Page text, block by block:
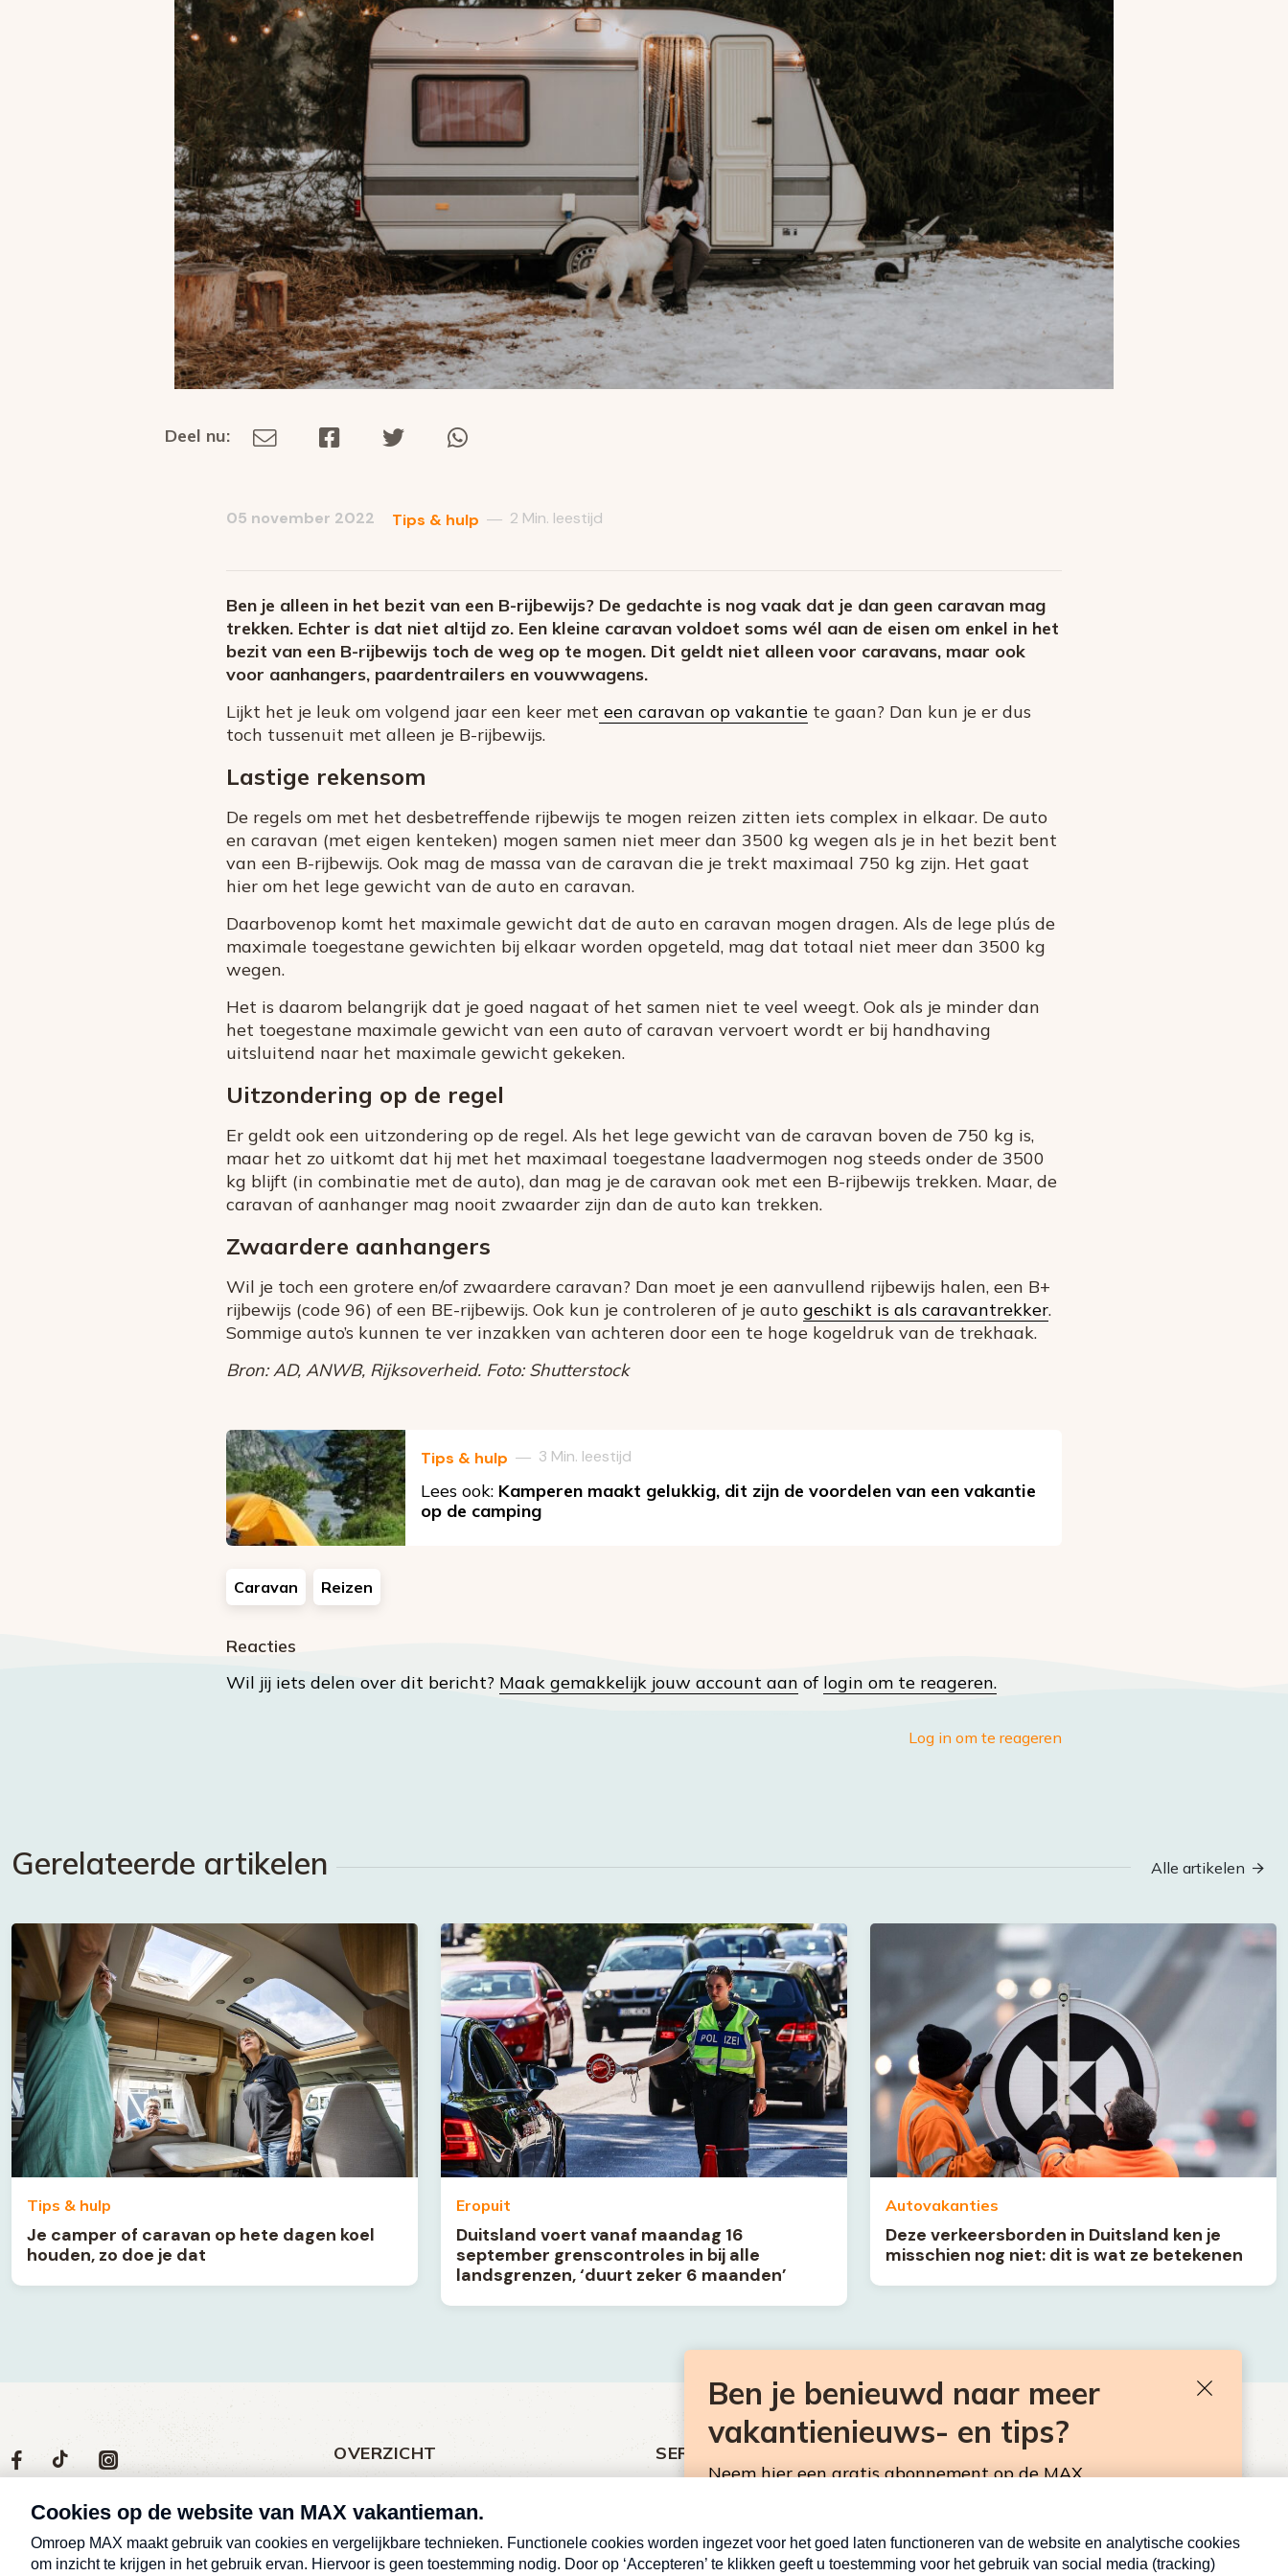
Deel
Deel nu:
mail
05 november 2022 Tips & hulp — 2 Min. leestijd
Ben je alleen in het bezit van een B-rijbewijs? De gedachte is nog vaak dat je dan geen caravan mag
trekken. Echter is dat niet altijd zo. Een kleine caravan voldoet soms wél aan de eisen om enkel in het
bezit van een B-rijbewijs toch de weg op te mogen. Dit geldt niet alleen voor caravans, maar ook
voor aanhangers, paardentrailers en vouwwagens.
Lijkt het je leuk om volgend jaar een keer met een caravan op vakantie te gaan? Dan kun je er dus
toch tussenuit met alleen je B-rijbewijs.
Lastige rekensom
De regels om met het desbetreffende rijbewijs te mogen reizen zitten iets complex in elkaar. De auto
en caravan (met eigen kenteken) mogen samen niet meer dan 3500 kg wegen als je in het bezit bent
van een B-rijbewijs. Ook mag de massa van de caravan die je trekt maximaal 750 kg zijn. Het gaat
hier om het lege gewicht van de auto en caravan.
Daarbovenop komt het maximale gewicht dat de auto en caravan mogen dragen. Als de lege plús de
maximale toegestane gewichten bij elkaar worden opgeteld, mag dat totaal niet meer dan 3500 kg
wegen.
Het is daarom belangrijk dat je goed nagaat of het samen niet te veel weegt. Ook als je minder dan
het toegestane maximale gewicht van een auto of caravan vervoert wordt er bij handhaving
uitsluitend naar het maximale gewicht gekeken.
Uitzondering op de regel
Er geldt ook een uitzondering op de regel. Als het lege gewicht van de caravan boven de 750 kg is,
maar het zo uitkomt dat hij met het maximaal toegestane laadvermogen nog steeds onder de 3500
kg blijft (in combinatie met de auto), dan mag je de caravan ook met een B-rijbewijs trekken. Maar, de
caravan of aanhanger mag nooit zwaarder zijn dan de auto kan trekken.
Zwaardere aanhangers
Wil je toch een grotere en/of zwaardere caravan? Dan moet je een aanvullend rijbewijs halen, een B+
rijbewijs (code 96) of een BE-rijbewijs. Ook kun je controleren of je auto geschikt is als caravantrekker.
Sommige auto’s kunnen te ver inzakken van achteren door een te hoge kogeldruk van de trekhaak.
Bron: AD, ANWB, Rijksoverheid. Foto: Shutterstock
Tips & hulp — 3 Min. leestijd
Lees ook: Kamperen maakt gelukkig, dit zijn de voordelen van een vakantie
op de camping
Caravan Reizen
Reacties
Wil jij iets delen over dit bericht? Maak gemakkelijk jouw account aan of login om te reageren.
Log in om te reageren
Gerelateerde artikelen Alle artikelen
Tips & hulp
Je camper of caravan op hete dagen koel
houden, zo doe je dat
Eropuit
Duitsland voert vanaf maandag 16
september grenscontroles in bij alle
landsgrenzen, ‘duurt zeker 6 maanden’
Autovakanties
Deze verkeersborden in Duitsland ken je
misschien nog niet: dit is wat ze betekenen
Volg
ons
social
media
Social
media
Volg
op
Facebook
Volg
op
TikTok
Volg
op
Instagram
Max
OVERZICHT
Nieuws
Over MAX vakantieman
SERVICE
MAX Meldpunt
BEN JE BENIEUWD NAAR MEER
VAKANTIENIEUWS- EN TIPS?
de mailbox.
Ben je benieuwd naar meer
vakantienieuws- en tips?
Neem hier een gratis abonnement op de MAX
E-